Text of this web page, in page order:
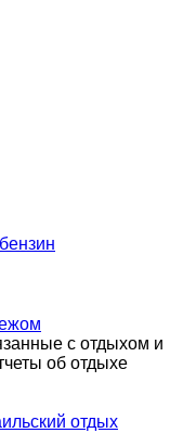
с отдыхом и
об отдыхе
отдых